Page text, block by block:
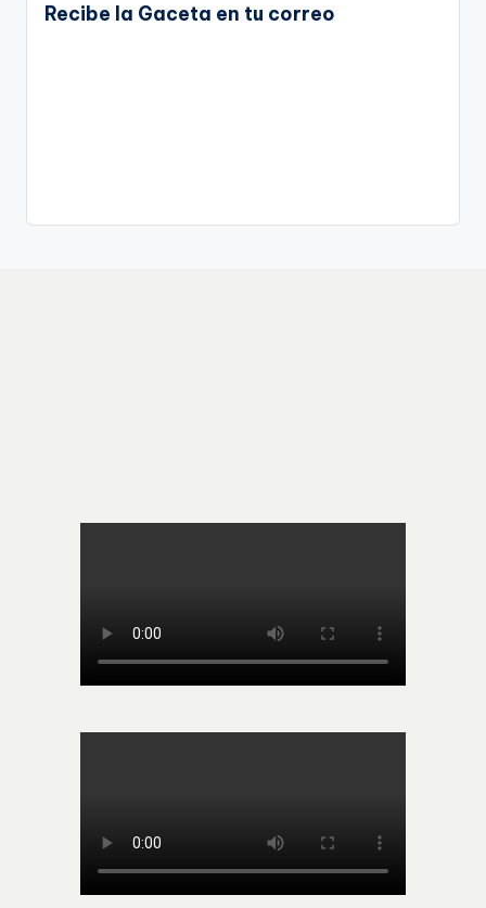
Recibe la Gaceta en tu correo